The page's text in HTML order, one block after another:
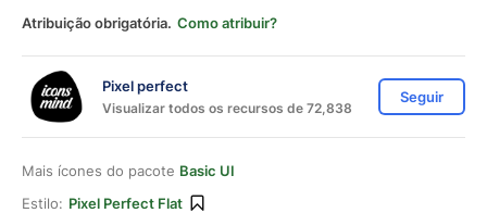
Atribuição obrigatória. Como atribuir?
Pixel perfect
Visualizar todos os recursos de 72,838
Seguir
Mais ícones do pacote Basic UI
Estilo: Pixel Perfect Flat